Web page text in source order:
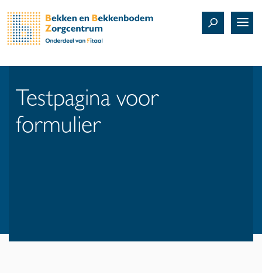
Testpagina voor
formulier